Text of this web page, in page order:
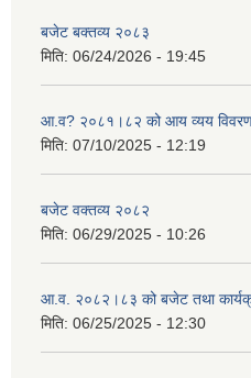
बजेट बक्तव्य २०८३
मिति: 06/24/2026 - 19:45
आ.व? २०८१।८२ को आय व्यय
मिति: 07/10/2025 - 12:19
बजेट वक्तव्य २०८२
मिति: 06/29/2025 - 10:26
आ.व. २०८२।८३ को बजेट तथा
मिति: 06/25/2025 - 12:30